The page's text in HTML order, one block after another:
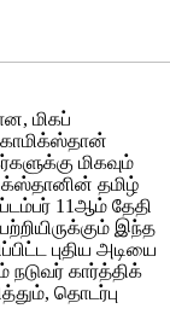
மிகப்
மிகவும்
தமிழ்
11ஆம் தேதி
இந்த
புதிய அடியை
நடுவர் கார்த்திக்
தொடர்பு